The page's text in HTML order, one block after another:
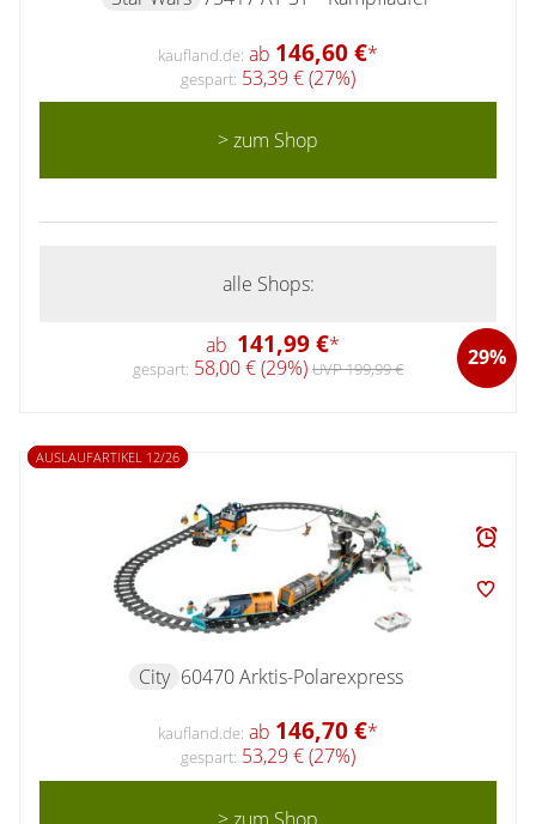
kaufland.de: ab 146,60 €*
gespart: 53,39 € (27%)
> zum Shop
alle Shops:
ab 141,99 €* 29%
gespart: 58,00 € (29%) UVP 199,99 €
AUSLAUFARTIKEL 12/26
City 60470 Arktis-Polarexpress
kaufland.de: ab 146,70 €*
gespart: 53,29 € (27%)